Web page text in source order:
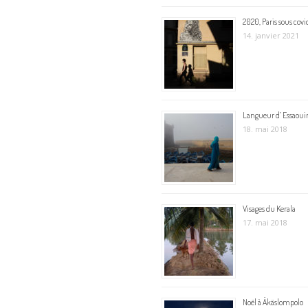
2020, Paris sous
14. janvier 2021
Langueur d’
18. mai 2018
Visages du Kerala
17. mai 2018
Noël à Äkäslompolo